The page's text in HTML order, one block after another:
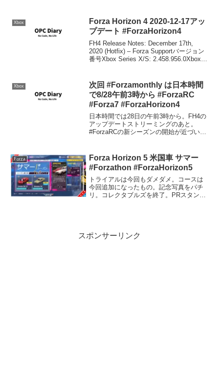
Xbox
Forza Horizon 4 2020-12-17アッ
プデート #ForzaHorizon4
FH4 Release Notes: December 17th,
2020 (Hotfix) – Forza Supportバージョン
番号Xbox Series X/S: 2.458.956.0Xbox
Xbox
次回 #Forzamonthly は日本時間
で8/28午前3時から #ForzaRC
#Forza7 #ForzaHorizon4
日本時間では28日の午前3時から。FH4の
アップデートストリーミングのあと。
#ForzaRCの新シーズンの開始が近づいて
Forza
Forza Horizon 5 米国車 サマー
#Forzathon #ForzaHorizon5
トライアルは今回もダメダメ。コースは
今回追加になったもの。記念写真をパチ
リ。コレクタブルズを終了。PRスタント
スポンサーリンク